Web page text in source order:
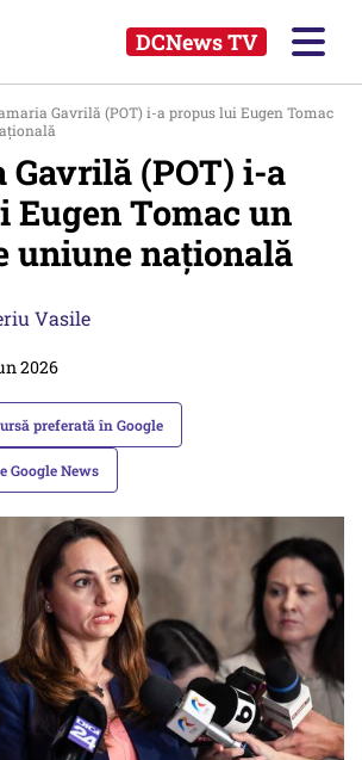
DCNews TV
Gavrilă (POT) i-a propus lui Eugen Tomac
(POT) i-a
Eugen Tomac un
uniune naţională
Vasile
2026
preferată în Google
Google News